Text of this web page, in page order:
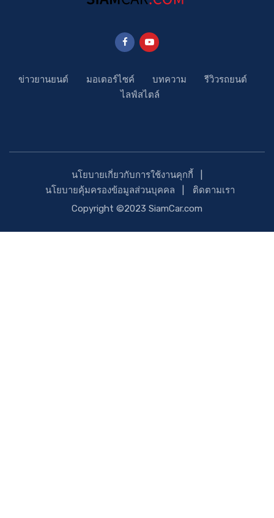
ข่าวยานยนต์ มอเตอร์ไซค์ บทความ
รีวิวรถยนต์
ไลฟ์สไตล์
นโยบายเกี่ยวกับการใช้งานคุกกี้
นโยบายคุ้มครองข้อมูลส่วนบุคคล
ติดตามเรา
Copyright ©2023 SiamCar.com